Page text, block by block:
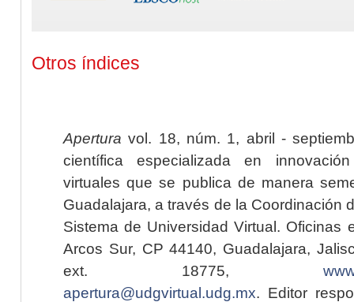
Otros índices
Apertura vol. 18, núm. 1, abril -
científica especializada en
virtuales que se publica de manera
Guadalajara, a través de la Coordinación
Sistema de Universidad Virtual. Oficinas
Arcos Sur, CP 44140, Guadalajara,
ext. 18775,
apertura@udgvirtual.udg.mx. Editor